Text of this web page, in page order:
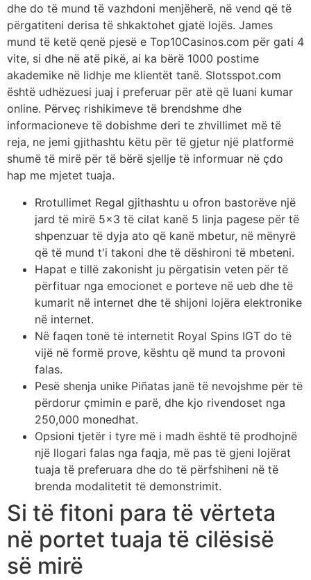
dhe do të mund të vazhdoni menjëherë, në vend që të
përgatiteni derisa të shkaktohet gjatë lojës. James
mund të ketë qenë pjesë e Top10Casinos.com për gati 4
vite, si dhe në atë pikë, ai ka bërë 1000 postime
akademike në lidhje me klientët tanë. Slotsspot.com
është udhëzuesi juaj i preferuar për atë që luani kumar
online. Përveç rishikimeve të brendshme dhe
informacioneve të dobishme deri te zhvillimet më të
reja, ne jemi gjithashtu këtu për të gjetur një platformë
shumë të mirë për të bërë sjellje të informuar në çdo
hap me mjetet tuaja.
Rrotullimet Regal gjithashtu u ofron bastorëve një
jard të mirë 5×3 të cilat kanë 5 linja pagese për të
shpenzuar të dyja ato që kanë mbetur, në mënyrë
që të mund t'i takoni dhe të dëshironi të mbeteni.
Hapat e tillë zakonisht ju përgatisin veten për të
përfituar nga emocionet e porteve në ueb dhe të
kumarit në internet dhe të shijoni lojëra elektronike
në internet.
Në faqen tonë të internetit Royal Spins IGT do të
vijë në formë prove, kështu që mund ta provoni
falas.
Pesë shenja unike Piñatas janë të nevojshme për të
përdorur çmimin e parë, dhe kjo rivendoset nga
250,000 monedhat.
Opsioni tjetër i tyre më i madh është të prodhojnë
një llogari falas nga faqja, më pas të gjeni lojërat
tuaja të preferuara dhe do të përfshiheni në të
brenda modalitetit të demonstrimit.
Si të fitoni para të vërteta
në portet tuaja të cilësisë
së mirë